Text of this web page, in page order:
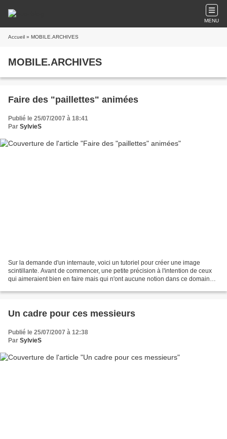
MENU
Accueil » MOBILE.ARCHIVES
MOBILE.ARCHIVES
Faire des "paillettes" animées
Publié le 25/07/2007 à 18:41
Par SylvieS
Sur la demande d'un internaute, voici un tutoriel pour créer une image
scintillante. Avant de commencer, une petite précision à l'intention de ceux
qui aimeraient bien en faire mais qui n'ont aucune notion dans ce domaine :
Un cadre pour ces messieurs
Publié le 25/07/2007 à 12:38
Par SylvieS